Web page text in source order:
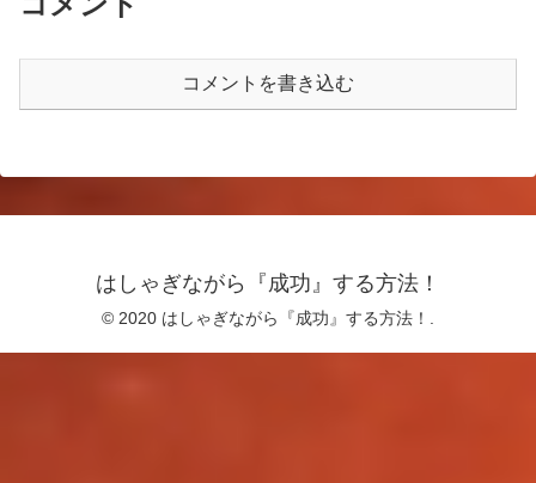
コメントを書き込む
はしゃぎながら『成功』する方法！
© 2020 はしゃぎながら『成功』する方法！.